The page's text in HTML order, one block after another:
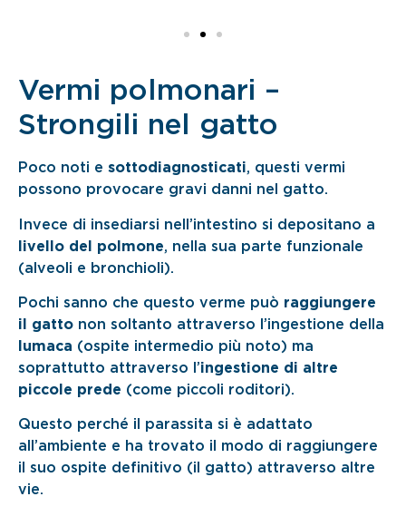
Vermi polmonari –
Strongili nel gatto
Poco noti e sottodiagnosticati, questi vermi
possono provocare gravi danni nel gatto.
Invece di insediarsi nell’intestino si depositano a
livello del polmone, nella sua parte funzionale
(alveoli e bronchioli).
Pochi sanno che questo verme può raggiungere
il gatto non soltanto attraverso l’ingestione della
lumaca (ospite intermedio più noto) ma
soprattutto attraverso l’ingestione di altre
piccole prede (come piccoli roditori).
Questo perché il parassita si è adattato
all’ambiente e ha trovato il modo di raggiungere
il suo ospite definitivo (il gatto) attraverso altre
vie.